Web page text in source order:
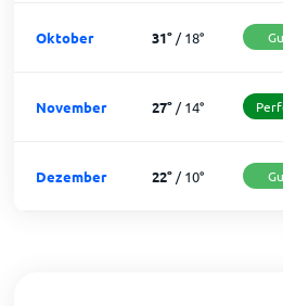
Oktober 31°/18°
November 27°/14°
Dezember 22°/10°